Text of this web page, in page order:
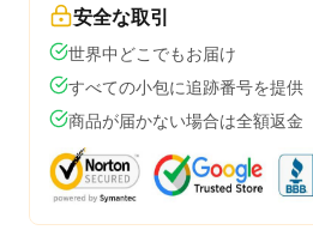
安全な取引
世界中どこでもお届け
すべての小包に追跡番号を提供
商品が届かない場合は全額返金